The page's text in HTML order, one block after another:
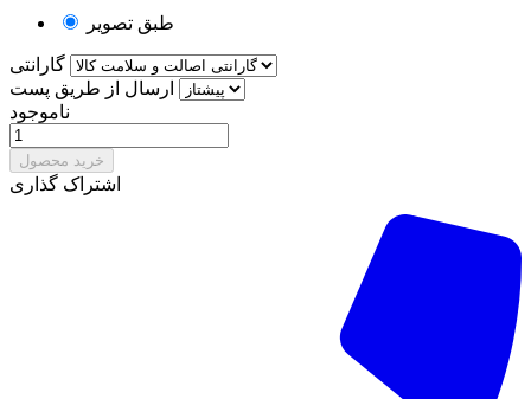
طبق تصویر
گارانتی
ارسال از طریق پست
ناموجود
خرید محصول
اشتراک گذاری